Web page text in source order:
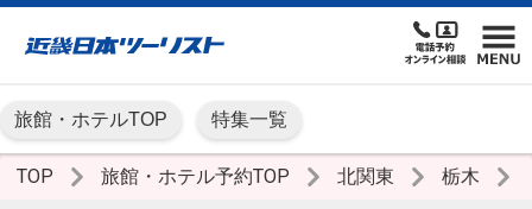
旅館・ホテルTOP 特集一覧
TOP 旅館・ホテル予約TOP 北関東 栃木